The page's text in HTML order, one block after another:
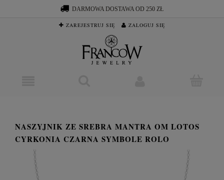
DARMOWA DOSTAWA OD 250 ZŁ
ZAREJESTRUJ SIĘ ZALOGUJ SIĘ
NASZYJNIK ZE SREBRA MANTRA OM LOTOS
CYRKONIA CZARNA SYMBOLE ROLO